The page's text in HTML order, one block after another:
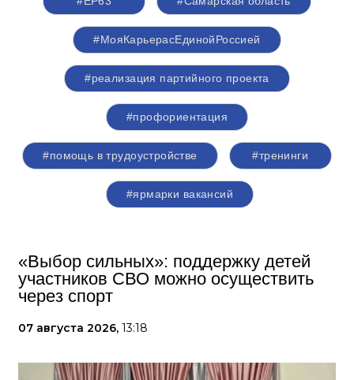
#МояКарьерасЕдинойРоссией
#реализация партийного проекта
#профориентация
#помощь в трудоустройстве #тренинги
#ярмарки вакансий
«Выбор сильных»: поддержку детей
участников СВО можно осуществить
через спорт
07 августа 2026, 13:18